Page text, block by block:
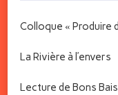
Colloque « Produire
La Rivière à l’envers
Lecture de Bons